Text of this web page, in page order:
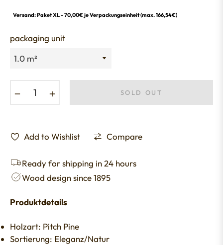
Versand: Paket XL - 70,00€ je Verpackungseinheit (max. 166,54€)
packaging unit
SOLD OUT
Add to Wishlist Compare
Ready for shipping in 24 hours
Wood design since 1895
Produktdetails
Holzart: Pitch Pine
Sortierung: Eleganz/Natur